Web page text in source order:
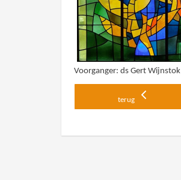
Voorganger: ds Gert Wijnstok
terug